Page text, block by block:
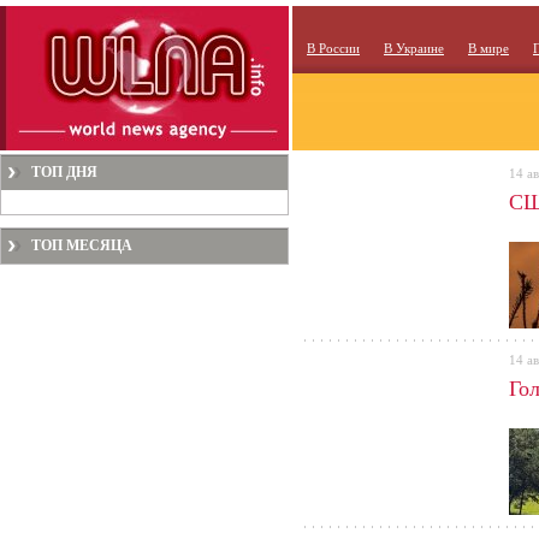
В России В Украине В мире
ТОП ДНЯ
ТОП МЕСЯЦА
14
14